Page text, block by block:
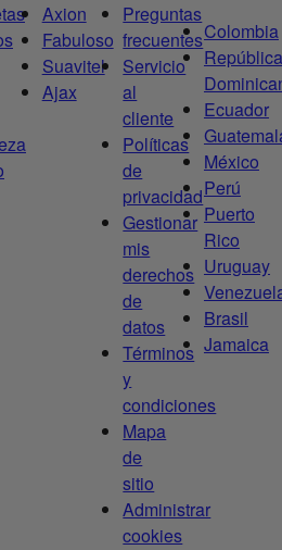
Axion
Fabuloso
Suavitel
Ajax
Preguntas
frecuentes
Servicio
al
cliente
Políticas
de
privacidad
Gestionar
mis
derechos
de
datos
Términos
y
condiciones
Mapa
de
sitio
Administrar
cookies
Colombia
República
Ecuador
México
Perú
Puerto
Rico
Uruguay
Brasil
Jamaica